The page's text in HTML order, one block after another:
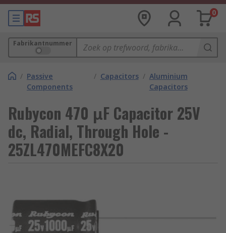
0
Fabrikantnummer
/ Passive
Components
/ Capacitors / Aluminium
Capacitors
Rubycon 470 μF Capacitor 25V
dc, Radial, Through Hole -
25ZL470MEFC8X20